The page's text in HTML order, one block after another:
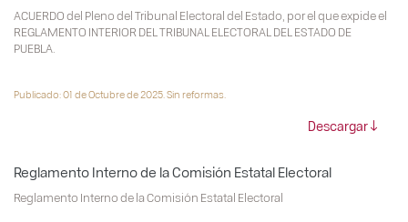
ACUERDO del Pleno del Tribunal Electoral del Estado, por el que expide el
REGLAMENTO INTERIOR DEL TRIBUNAL ELECTORAL DEL ESTADO DE
PUEBLA.
Publicado: 01 de Octubre de 2025. Sin reformas.
Descargar
Reglamento Interno de la Comisión Estatal Electoral
Reglamento Interno de la Comisión Estatal Electoral